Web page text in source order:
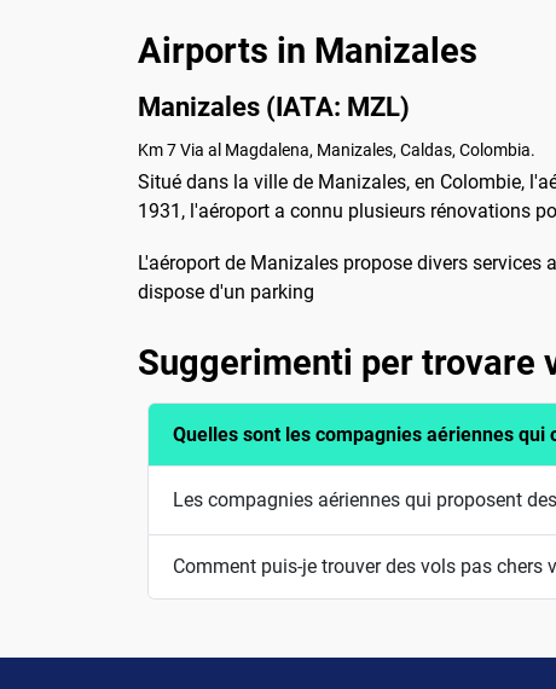
Airports in Manizales
Manizales (IATA: MZL)
Km 7 Via al Magdalena, Manizales, Caldas, Colombia.
Situé dans la ville de Manizales, en Colombie,
1931, l'aéroport a connu plusieurs rénovations
L'aéroport de Manizales propose divers
dispose d'un parking
Suggerimenti per trovare
Quelles sont les compagnies aériennes qui
Les compagnies aériennes qui proposent
Comment puis-je trouver des vols pas chers